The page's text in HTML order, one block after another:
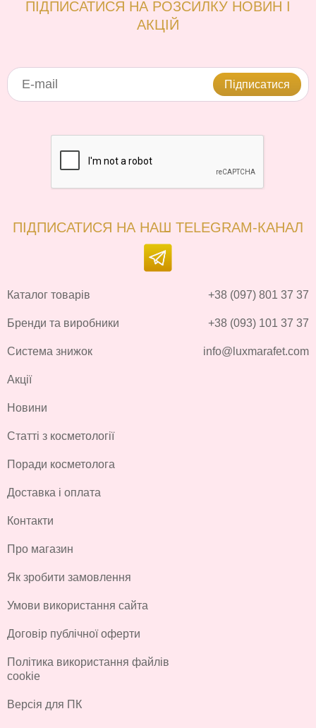
ПІДПИСАТИСЯ НА РОЗСИЛКУ НОВИН І
АКЦІЙ
Підписатися
ПІДПИСАТИСЯ НА НАШ TELEGRAM-КАНАЛ
Каталог товарів
Бренди та виробники
Система знижок
Акції
Новини
Статті з косметології
Поради косметолога
Доставка і оплата
Контакти
Про магазин
Як зробити замовлення
Умови використання сайта
Договір публічної оферти
Політика використання файлів
cookie
Версія для ПК
+38 (097) 801 37 37
+38 (093) 101 37 37
info@luxmarafet.com